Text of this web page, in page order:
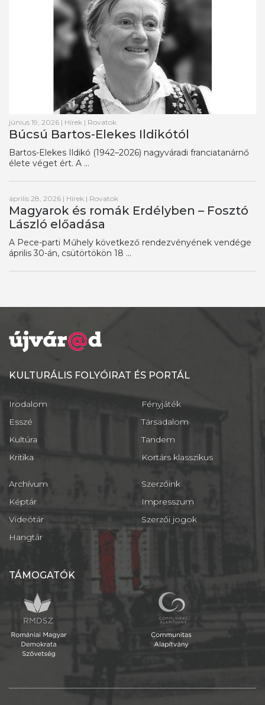
június 19, 2026 | Hírek | Rovatok
Búcsú Bartos-Elekes Ildikótól
Bartos-Elekes Ildikó (1942–2026) nagyváradi franciatanárnő
élete véget ért. A ...
április 28, 2026 | Hírek | Rovatok
Magyarok és romák Erdélyben – Fosztó
László előadása
A Pece-parti Műhely következő rendezvényének vendége
április 30-án, csütörtökön 18 ...
KULTURÁLIS FOLYÓIRAT ÉS PORTÁL
Irodalom
Esszé
Kultúra
Kritika
Fényjáték
Társadalom
Tandem
Kortárs klasszikus
Archívum
Képtár
Videótár
Hangtár
Szerzőink
Impresszum
Szerzői jogok
TÁMOGATÓK